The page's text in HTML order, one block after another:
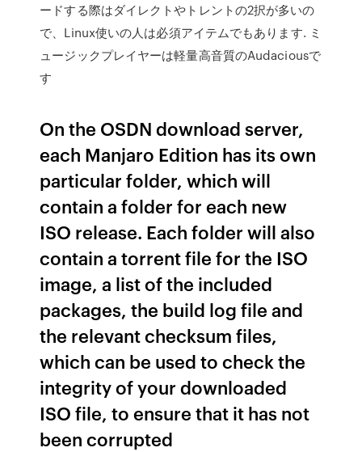
ードする際はダイレクトやトレントの2択が多いの
で、Linux使いの人は必須アイテムでもあります. ミ
ュージックプレイヤーは軽量高音質のAudaciousで
す
On the OSDN download server,
each Manjaro Edition has its own
particular folder, which will
contain a folder for each new
ISO release. Each folder will also
contain a torrent file for the ISO
image, a list of the included
packages, the build log file and
the relevant checksum files,
which can be used to check the
integrity of your downloaded
ISO file, to ensure that it has not
been corrupted